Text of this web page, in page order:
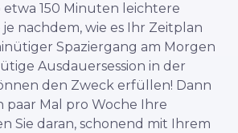
etwa 150 Minuten leichtere
nachdem, wie es Ihr Zeitplan
Spaziergang am Morgen
Ausdauersession in der
den Zweck erfüllen! Dann
paar Mal pro Woche Ihre
Sie daran, schonend mit Ihrem